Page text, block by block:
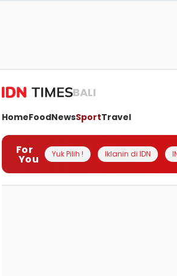
BALI
HomeFoodNewsSportTravel
For
You Yuk Pilih ! Iklanin di IDN